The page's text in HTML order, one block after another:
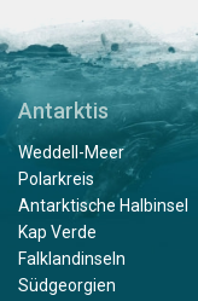
Antarktis
Weddell-Meer
Polarkreis
Antarktische Halbinsel
Kap Verde
Falklandinseln
Südgeorgien